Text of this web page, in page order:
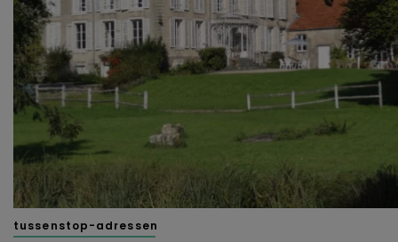
tussenstop-adressen